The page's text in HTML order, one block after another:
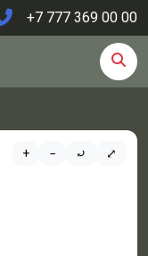
+7 777 369 00 00
+ − ⤾ ⤢